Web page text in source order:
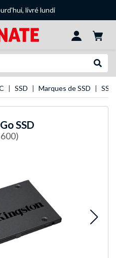
livré lundi
SSD Marques de SSD
SSD